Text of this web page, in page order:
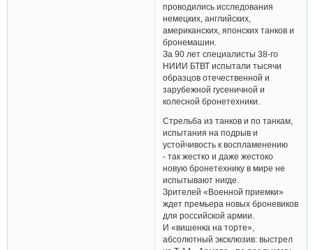
проводились исследования
немецких, английских,
американских, японских танков и
бронемашин.
За 90 лет специалисты 38-го
НИИИ БТВТ испытали тысячи
образцов отечественной и
зарубежной гусеничной и
колесной бронетехники.
Стрельба из танков и по танкам,
испытания на подрыв и
устойчивость к воспламенению
- так жестко и даже жестоко
новую бронетехнику в мире не
испытывают нигде.
Зрителей «Военной приемки»
ждет премьера новых броневиков
для российской армии.
И «вишенка на торте»,
абсолютный эксклюзив: выстрел